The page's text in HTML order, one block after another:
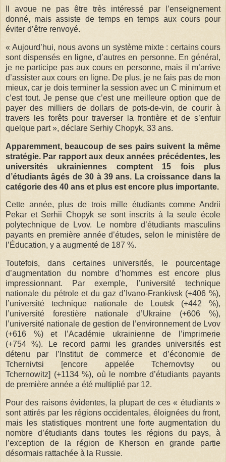
Il avoue ne pas être très intéressé par l’enseignement
donné, mais assiste de temps en temps aux cours pour
éviter d’être renvoyé.
« Aujourd’hui, nous avons un système mixte : certains cours
sont dispensés en ligne, d’autres en personne. En général,
je ne participe pas aux cours en personne, mais il m’arrive
d’assister aux cours en ligne. De plus, je ne fais pas de mon
mieux, car je dois terminer la session avec un C minimum et
c’est tout. Je pense que c’est une meilleure option que de
payer des milliers de dollars de pots-de-vin, de courir à
travers les forêts pour traverser la frontière et de s’enfuir
quelque part », déclare Serhiy Chopyk, 33 ans.
Apparemment, beaucoup de ses pairs suivent la même
stratégie. Par rapport aux deux années précédentes, les
universités ukrainiennes comptent 15 fois plus
d’étudiants âgés de 30 à 39 ans. La croissance dans la
catégorie des 40 ans et plus est encore plus importante.
Cette année, plus de trois mille étudiants comme Andrii
Pekar et Serhii Chopyk se sont inscrits à la seule école
polytechnique de Lvov. Le nombre d’étudiants masculins
payants en première année d’études, selon le ministère de
l’Éducation, y a augmenté de 187 %.
Toutefois, dans certaines universités, le pourcentage
d’augmentation du nombre d’hommes est encore plus
impressionnant. Par exemple, l’université technique
nationale du pétrole et du gaz d’Ivano-Frankivsk (+406 %),
l’université technique nationale de Loutsk (+442 %),
l’université forestière nationale d’Ukraine (+606 %),
l’université nationale de gestion de l’environnement de Lvov
(+616 %) et l’Académie ukrainienne de l’imprimerie
(+754 %). Le record parmi les grandes universités est
détenu par l’Institut de commerce et d’économie de
Tchernivtsi [encore appelée Tchernovtsy ou
Tchernowitz] (+1134 %), où le nombre d’étudiants payants
de première année a été multiplié par 12.
Pour des raisons évidentes, la plupart de ces « étudiants »
sont attirés par les régions occidentales, éloignées du front,
mais les statistiques montrent une forte augmentation du
nombre d’étudiants dans toutes les régions du pays, à
l’exception de la région de Kherson en grande partie
désormais rattachée à la Russie.